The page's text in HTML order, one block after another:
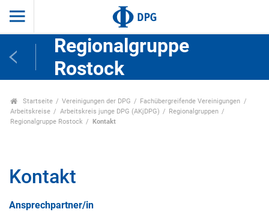
Regionalgruppe
Rostock
Startseite Vereinigungen der DPG
Fachübergreifende Vereinigungen
Arbeitskreise
Arbeitskreis junge DPG (AKjDPG)
Regionalgruppen
Regionalgruppe Rostock
Kontakt
Kontakt
Ansprechpartner/in